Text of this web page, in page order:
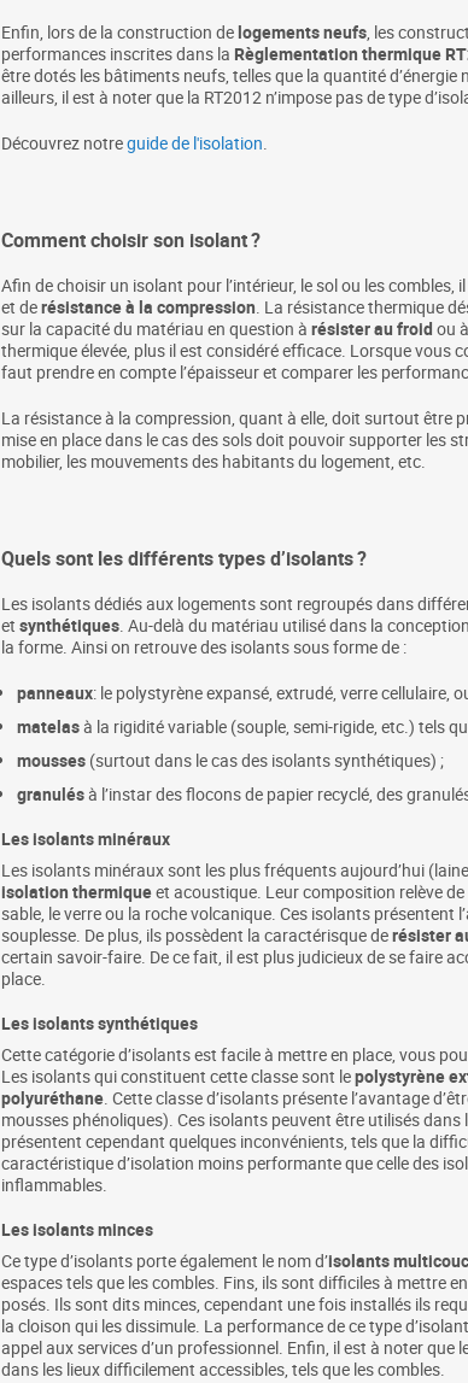
Enfin, lors de la construction delogements neufs, les
performances inscrites dans la Règlementation thermique
être dotés les bâtiments neufs, telles que la quantité
ailleurs, il est à noter que la RT2012 n’impose pas de type
Découvrez notreguide de l'isolation.
Comment choisir son isolant ?
Afin de choisir un isolant pour l’intérieur, le sol ou les
et derésistance à la compression. La résistance thermique
sur la capacité du matériau en question à résister au froid ou
thermique élevée, plus il est considéré efficace. Lorsque vous
faut prendre en compte l’épaisseur et comparer les
La résistance à la compression, quant à elle, doit surtout être
mise en place dans le cas des sols doit pouvoir supporter les
mobilier, les mouvements des habitants du logement, etc.
Quels sont les différents types d’isolants ?
Les isolants dédiés aux logements sont regroupés dans
et synthétiques. Au-delà du matériau utilisé dans la
la forme. Ainsi on retrouve des isolants sous forme de :
panneaux: le polystyrène expansé, extrudé, verre cellulaire,
matelasà la rigidité variable (souple, semi-rigide, etc.) tels
mousses (surtout dans le cas des isolants synthétiques) ;
granulésà l’instar des flocons de papier recyclé, des
Les isolants minéraux
Les isolants minéraux sont les plus fréquents aujourd’hui
isolation thermiqueet acoustique. Leur composition relève
sable, le verre ou la roche volcanique. Ces isolants présentent
souplesse. De plus, ils possèdent la caractérisque derésister
certain savoir-faire. De ce fait, il est plus judicieux de se faire
place.
Les isolants synthétiques
Cette catégorie d’isolants est facile à mettre en place, vous
Les isolants qui constituent cette classe sont lepolystyrène
polyuréthane. Cette classe d’isolants présente l’avantage
mousses phénoliques). Ces isolants peuvent être utilisés dans
présentent cependant quelques inconvénients, tels que la
caractéristique d’isolation moins performante que celle des
inflammables.
Les isolants minces
Ce type d’isolants porte également le nom d’isolants
espaces tels que les combles. Fins, ils sont difficiles à mettre
posés. Ils sont dits minces, cependant une fois installés ils
la cloison qui les dissimule. La performance de ce type
appel aux services d’un professionnel. Enfin, il est à noter que
dans les lieux difficilement accessibles, tels que les combles.